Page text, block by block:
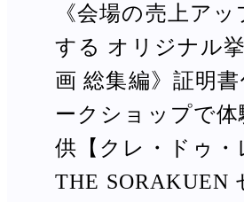
《会場の売上ア
する オリジナル
画 総集編》証明
ークショップで体
供【クレ・ドゥ・
THE SORAKUEN